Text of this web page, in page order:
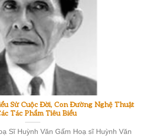
Sử Cuộc Đời, Con Đường Nghệ Thuật
Tác Phẩm Tiêu Biểu
Sĩ Huỳnh Văn Gấm Hoạ sĩ Huỳnh Văn